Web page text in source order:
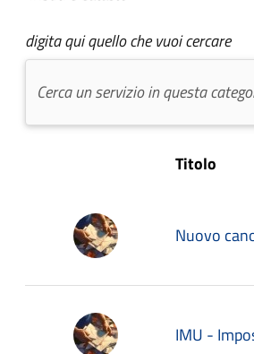
digita qui quello che vuoi cercare
Titolo
Nuovo
IMU -